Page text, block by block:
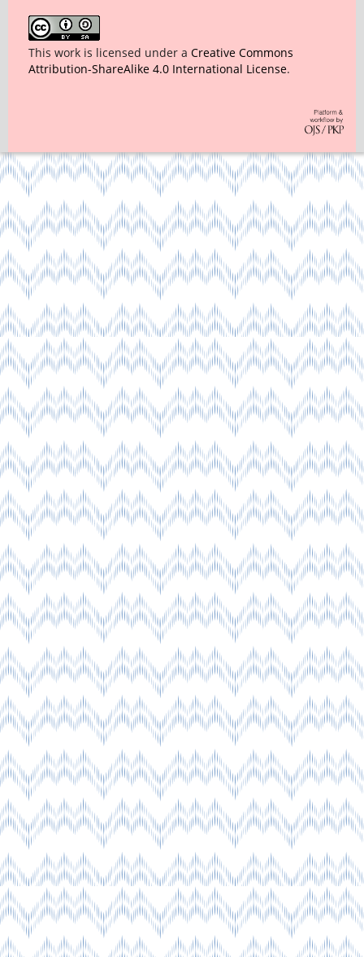
This work is licensed under a Creative Commons
Attribution-ShareAlike 4.0 International License.